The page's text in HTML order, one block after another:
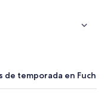
temporada en Fuchu